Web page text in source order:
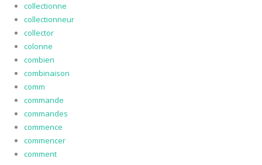
collectionne
collectionneur
collector
colonne
combien
combinaison
comm
commande
commandes
commence
commencer
comment